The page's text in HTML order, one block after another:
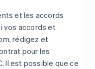
et les accords
vos accords et
rédigez et
pour les
Il est possible que ce